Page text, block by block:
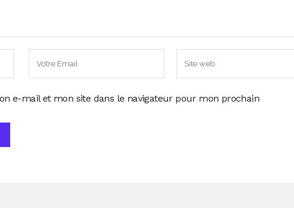
e-mail et mon site dans le navigateur pour mon prochain